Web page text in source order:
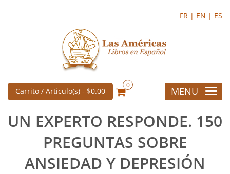
FR | EN | ES
Carrito / Articulo(s) - $0.00
0
MENU
UN EXPERTO RESPONDE. 150
PREGUNTAS SOBRE
ANSIEDAD Y DEPRESIÓN